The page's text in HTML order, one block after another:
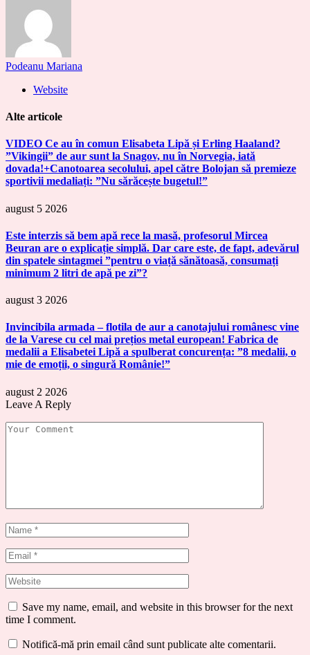
Podeanu Mariana
Website
Alte articole
VIDEO Ce au în comun Elisabeta Lipă și Erling Haaland?
”Vikingii” de aur sunt la Snagov, nu în Norvegia, iată
dovada!+Canotoarea secolului, apel către Bolojan să premieze
sportivii medaliați: ”Nu sărăcește bugetul!”
august 5 2026
Este interzis să bem apă rece la masă, profesorul Mircea
Beuran are o explicație simplă. Dar care este, de fapt, adevărul
din spatele sintagmei ”pentru o viață sănătoasă, consumați
minimum 2 litri de apă pe zi”?
august 3 2026
Invincibila armada – flotila de aur a canotajului românesc vine
de la Varese cu cel mai prețios metal european! Fabrica de
medalii a Elisabetei Lipă a spulberat concurența: ”8 medalii, o
mie de emoții, o singură Românie!”
august 2 2026
Leave A Reply
Save my name, email, and website in this browser for the next
time I comment.
Notifică-mă prin email când sunt publicate alte comentarii.